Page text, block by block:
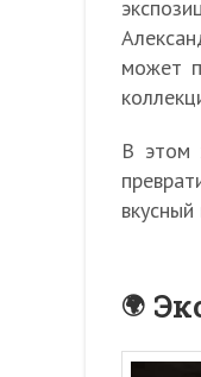
может
В этом